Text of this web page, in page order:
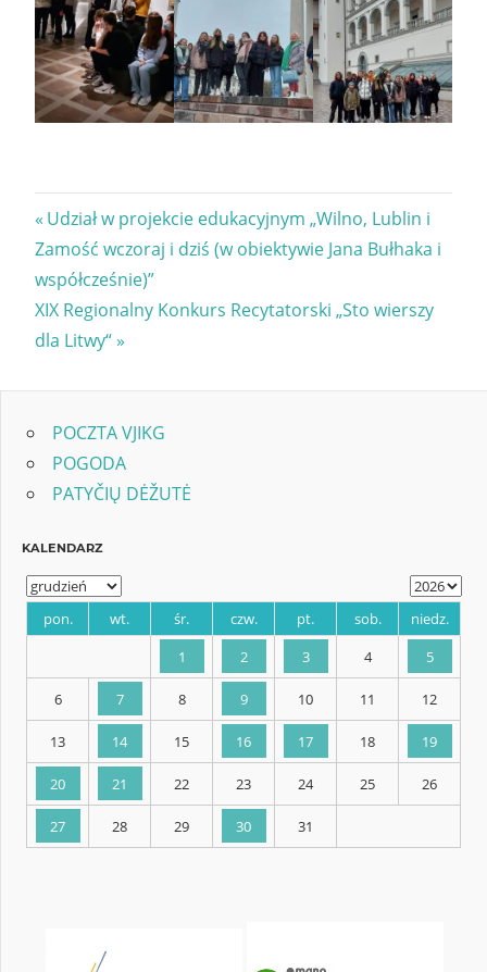
Nawigacja
wpisu
Previous
Post:
Udział w projekcie edukacyjnym „Wilno, Lublin i
Zamość wczoraj i dziś (w obiektywie Jana Bułhaka i
współcześnie)”
Next
Post:
XIX Regionalny Konkurs Recytatorski „Sto wierszy
dla Litwy“
POCZTA VJIKG
POGODA
PATYČIŲ DĖŽUTĖ